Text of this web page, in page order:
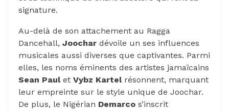
signature.
Au-delà de son attachement au Ragga
Dancehall, Joochar dévoile un ses influences
musicales aussi diverses que captivantes. Parmi
elles, les noms éminents des artistes jamaïcains
Sean Paulet Vybz Kartelrésonnent, marquant
leur empreinte sur le style unique de Joochar.
De plus, le Nigérian Demarco s’inscrit